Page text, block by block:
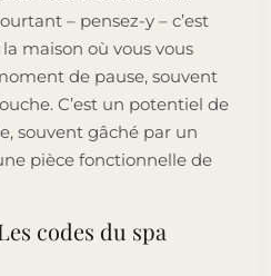
– pensez-y – c’est
la maison où vous vous
de pause, souvent
C’est un potentiel de
souvent gâché par un
pièce fonctionnelle de
codes du spa